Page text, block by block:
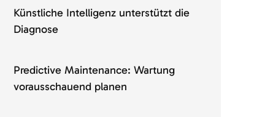
Künstliche Intelligenz unterstützt die
Diagnose
Predictive Maintenance: Wartung
vorausschauend planen